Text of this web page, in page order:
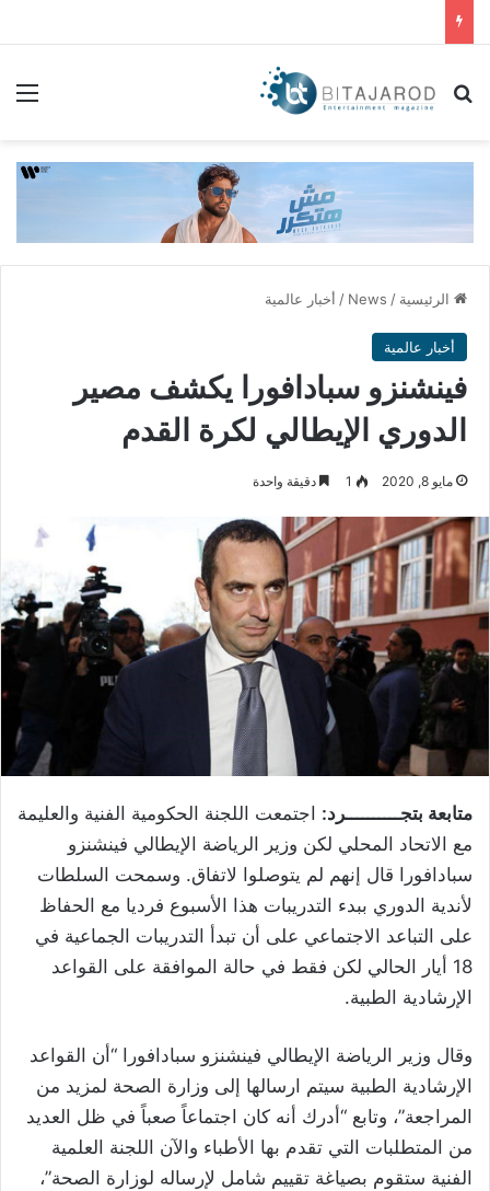
بحث عن
الرئيسية /
News
/ أخبار عالمية
أخبار عالمية
فينشنزو سبادافورا يكشف مصير
الدوري الإيطالي لكرة القدم
مايو 8, 2020 1 دقيقة واحدة
متابعة بتجــــــــــرد: اجتمعت اللجنة الحكومية الفنية والعليمة
مع الاتحاد المحلي لكن وزير الرياضة الإيطالي فينشنزو
سبادافورا قال إنهم لم يتوصلوا لاتفاق. وسمحت السلطات
لأندية الدوري ببدء التدريبات هذا الأسبوع فرديا مع الحفاظ
على التباعد الاجتماعي على أن تبدأ التدريبات الجماعية في
18 أيار الحالي لكن فقط في حالة الموافقة على القواعد
الإرشادية الطبية.
وقال وزير الرياضة الإيطالي فينشنزو سبادافورا “أن القواعد
الإرشادية الطبية سيتم ارسالها إلى وزارة الصحة لمزيد من
المراجعة”، وتابع “أدرك أنه كان اجتماعاً صعباً في ظل العديد
من المتطلبات التي تقدم بها الأطباء والآن اللجنة العلمية
الفنية ستقوم بصياغة تقييم شامل لإرساله لوزارة الصحة”،